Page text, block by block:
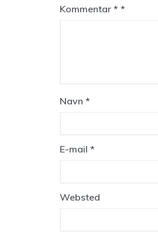
Kommentar *
Navn *
E-mail *
Websted